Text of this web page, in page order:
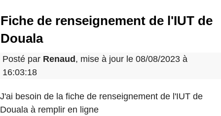
Fiche de renseignement de l'IUT de
Douala
Posté par Renaud , mise à jour le 08/08/2023 à
16:03:18
J'ai besoin de la fiche de renseignement de l'IUT de
Douala à remplir en ligne